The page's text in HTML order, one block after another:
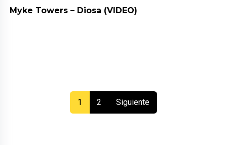
Myke Towers – Diosa (VIDEO)
1 (current)
2 Siguiente